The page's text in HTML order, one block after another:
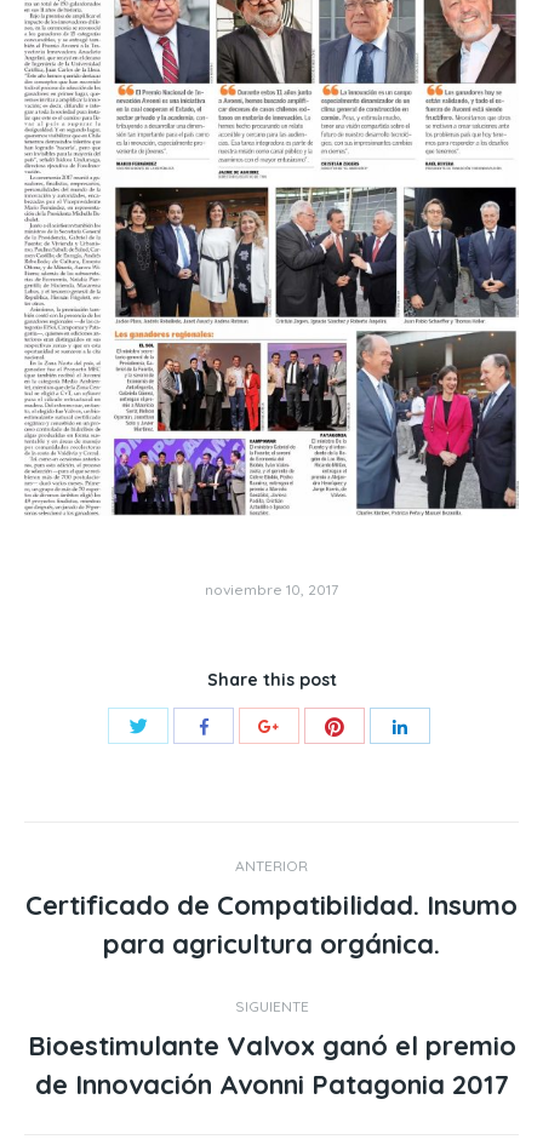
noviembre 10, 2017
Share this post
CompartirCompartir Compartir Compartir
Navegación
entre
publicaciones
ANTERIOR
Publicación
anterior:
Certificado de Compatibilidad. Insumo
para agricultura orgánica.
SIGUIENTE
Publicación
siguiente:
Bioestimulante Valvox ganó el premio
de Innovación Avonni Patagonia 2017